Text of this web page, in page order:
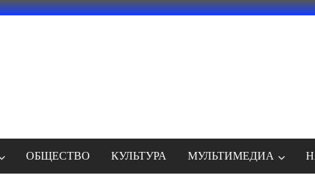
ОБЩЕСТВО КУЛЬТУРА МУЛЬТИМЕДИА